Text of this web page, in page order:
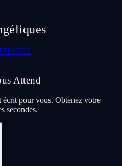
187202
Attend
écrit pour vous. Obtenez votre
secondes.